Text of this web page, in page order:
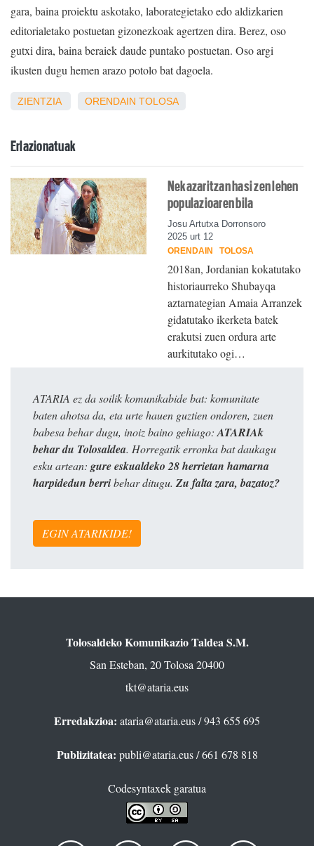
gara, baina proiektu askotako, laborategietako edo aldizkarien
editorialetako postuetan gizonezkoak agertzen dira. Berez, oso
gutxi dira, baina beraiek daude puntako postuetan. Oso argi
ikusten dugu hemen arazo potolo bat dagoela.
ZIENTZIA ORENDAIN TOLOSA
Erlazionatuak
Nekazaritzan hasi zen lehen
populazioaren bila
Josu Artutxa Dorronsoro
2025 urt 12
ORENDAIN TOLOSA
2018an, Jordanian kokatutako
historiaurreko Shubayqa
aztarnategian Amaia Arranzek
gidatutako ikerketa batek
erakutsi zuen ordura arte
aurkitutako ogi…
ATARIA ez da soilik komunikabide bat: komunitate
baten ahotsa da, eta urte hauen guztien ondoren, zuen
babesa behar dugu, inoiz baino gehiago: ATARIAk
behar du Tolosaldea. Horregatik erronka bat daukagu
esku artean: gure eskualdeko 28 herrietan hamarna
harpidedun berribehar ditugu. Zu falta zara, bazatoz?
EGIN ATARIKIDE!
Tolosaldeko Komunikazio Taldea S.M.
San Esteban, 20 Tolosa 20400
tkt@ataria.eus
Erredakzioa: ataria@ataria.eus/ 943 655 695
Publizitatea: publi@ataria.eus/ 661 678 818
Codesyntaxek garatua